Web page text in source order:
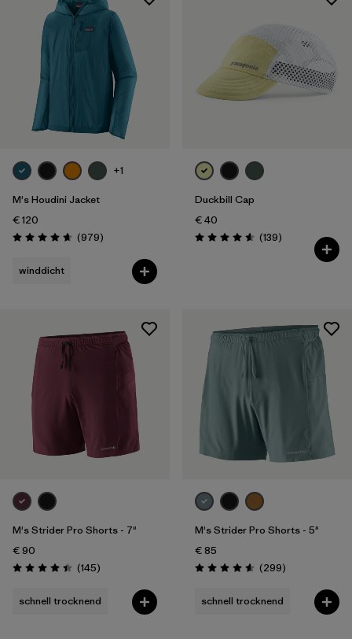
Filter by
Wetter
Filter by
Features
+1
M's Houdini Jacket
€ 120
Bewertung: 4.6 / 5
(979Rezensionen
)
winddicht
Duckbill Cap
€ 40
Bewertung: 4.6 / 5
(139Rezensionen
)
M's Strider Pro Shorts - 7"
€ 90
Bewertung: 4.4 / 5
(145Rezensionen
)
schnell trocknend
M's Strider Pro Shorts - 5"
€ 85
Bewertung: 4.5 / 5
(299Rezensionen
)
schnell trocknend